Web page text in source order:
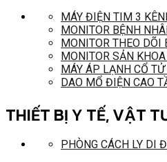
MÁY ĐIỆN TIM 3
MONITOR BỆNH
MONITOR THEO
MONITOR SẢN
MÁY ÁP LẠNH CỔ
DAO MỔ ĐIỆN CAO
THIẾT BỊ Y TẾ, VẬT
PHÒNG CÁCH LY DI